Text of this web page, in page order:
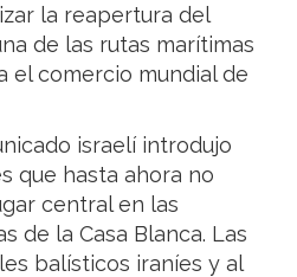
la reapertura del
de las rutas marítimas
el comercio mundial de
israelí introdujo
que hasta ahora no
central en las
de la Casa Blanca. Las
balísticos iraníes y al